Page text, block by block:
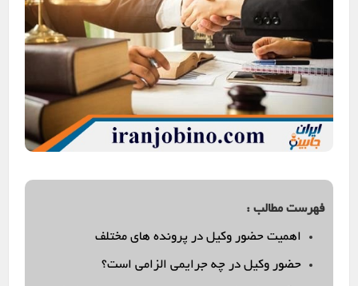
فهرست مطالب :
اهمیت حضور وکیل در پرونده های مختلف
حضور وکیل در چه جرایمی الزامی است؟